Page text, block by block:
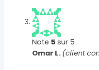
Note 5 sur 5
Omar L. (client